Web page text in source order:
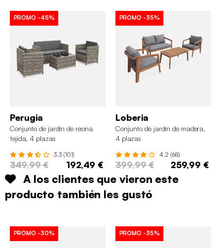
PROMO -45%
Perugia
Conjunto de jardín de resina
tejida, 4 plazas
3.3 (101)
349,99 € 192,49 €
PROMO -35%
Loberia
Conjunto de jardín de madera,
4 plazas
4.2 (68)
399,99 € 259,99 €
A los clientes que vieron este
producto también les gustó
PROMO -30% PROMO -35%